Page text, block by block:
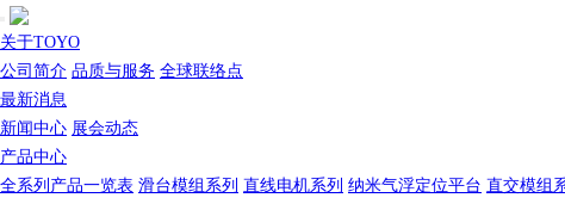
关于TOYO
公司简介 品质与服务 全球联络点
最新消息
新闻中心 展会动态
产品中心
全系列产品一览表 滑台模组系列 直线电机系列 纳米气浮定位平台 直交模组